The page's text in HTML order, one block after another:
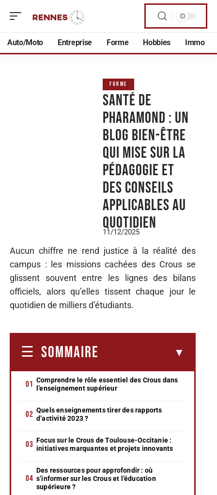
Auto/Moto Entreprise Forme Hobbies Immo
FORME
Santé de
Pharamond : un
blog bien-être
qui mise sur la
pédagogie et
des conseils
applicables au
quotidien
11/12/2025
Aucun chiffre ne rend justice à la réalité des
campus : les missions cachées des Crous se
glissent souvent entre les lignes des bilans
officiels, alors qu’elles tissent chaque jour le
quotidien de milliers d’étudiants.
SOMMAIRE
Comprendre le rôle essentiel des Crous dans
l’enseignement supérieur
Quels enseignements tirer des rapports
d’activité 2023 ?
Focus sur le Crous de Toulouse-Occitanie :
initiatives marquantes et projets innovants
Des ressources pour approfondir : où
s’informer sur les Crous et l’éducation
supérieure ?